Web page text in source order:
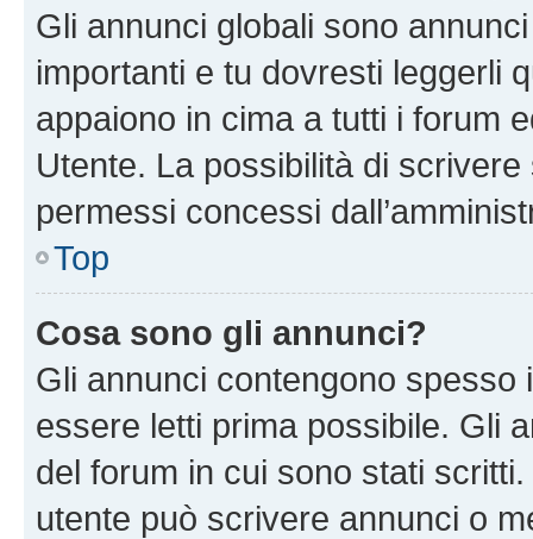
Gli annunci globali sono
importanti e tu dovresti leggerli
appaiono in cima a tutti i forum
Utente. La possibilità di
permessi concessi
Top
Cosa sono gli annunci?
Gli annunci contengono
essere letti prima possibile. Gli
del forum in cui sono stati
utente può scrivere annunci o